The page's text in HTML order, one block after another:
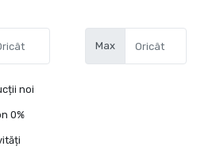
Max
noi
0%